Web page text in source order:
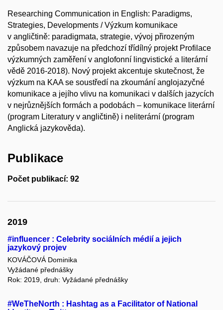
Researching Communication in English: Paradigms,
Strategies, Developments / Výzkum komunikace
v angličtině: paradigmata, strategie, vývoj přirozeným
způsobem navazuje na předchozí třídílný projekt Profilace
výzkumných zaměření v anglofonní lingvistické a literární
vědě 2016-2018). Nový projekt akcentuje skutečnost, že
výzkum na KAA se soustředí na zkoumání anglojazyčné
komunikace a jejího vlivu na komunikaci v dalších jazycích
v nejrůznějších formách a podobách – komunikace literární
(program Literatury v angličtině) i neliterární (program
Anglická jazykověda).
Publikace
Počet publikací: 92
2019
#influencer : Celebrity sociálních médií a jejich
jazykový projev
KOVÁČOVÁ Dominika
Vyžádané přednášky
Rok: 2019, druh: Vyžádané přednášky
#WeTheNorth : Hashtag as a Facilitator of National